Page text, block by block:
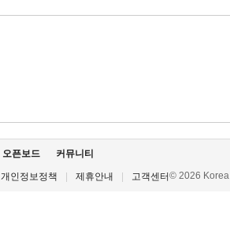
오픈보드 커뮤니티
개인정보정책 제휴안내 고객센터© 2026